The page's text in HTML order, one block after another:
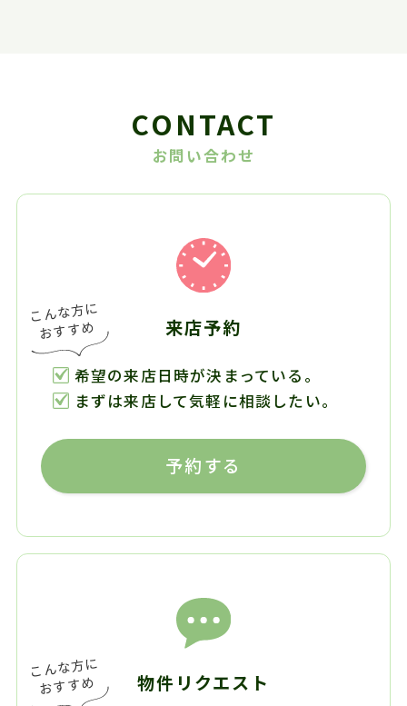
CONTACT
お問い合わせ
来店予約
希望の来店日時が決まっている。
まずは来店して気軽に相談したい。
予約する
物件リクエスト